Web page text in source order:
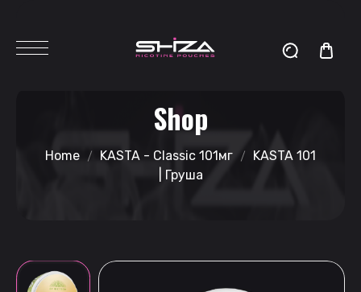
Shop
Home KASTA - Classic 101мг
KASTA 101
| Груша